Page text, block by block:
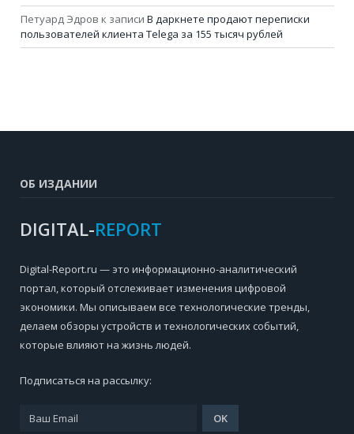
Петуард Эдров к записи В даркнете продают переписки
пользователей клиента Telega за 155 тысяч рублей
ОБ ИЗДАНИИ
DIGITAL-REPORT
Digital-Report.ru — это информационно-аналитический
портал, который отслеживает изменения цифровой
экономики. Мы описываем все технологические тренды,
делаем обзоры устройств и технологических событий,
которые влияют на жизнь людей.
Подписаться на рассылку: